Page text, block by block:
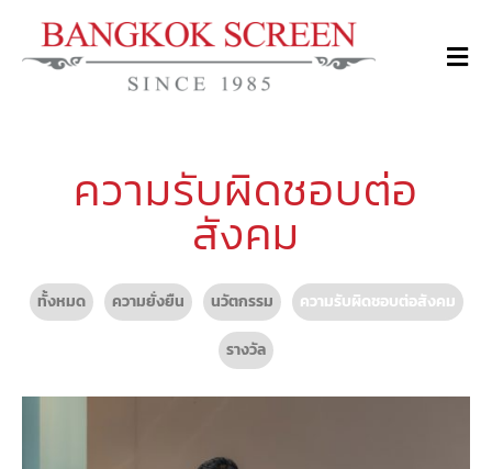
ความรับผิดชอบต่อ
สังคม
ทั้งหมด ความยั่งยืน นวัตกรรม ความรับผิดชอบต่อสังคม
รางวัล